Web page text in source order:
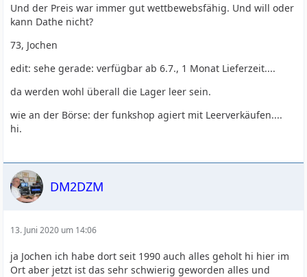
Und der Preis war immer gut wettbewebsfähig. Und will oder
kann Dathe nicht?
73, Jochen
edit: sehe gerade: verfügbar ab 6.7., 1 Monat Lieferzeit....
da werden wohl überall die Lager leer sein.
wie an der Börse: der funkshop agiert mit Leerverkäufen....
hi.
DM2DZM
13. Juni 2020 um 14:06
ja Jochen ich habe dort seit 1990 auch alles geholt hi hier im
Ort aber jetzt ist das sehr schwierig geworden alles und